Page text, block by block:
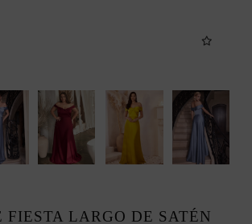
FIESTA LARGO DE SATÉN